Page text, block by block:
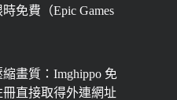
免費（Epic Games
畫質：Imghippo 免
直接取得外連網址